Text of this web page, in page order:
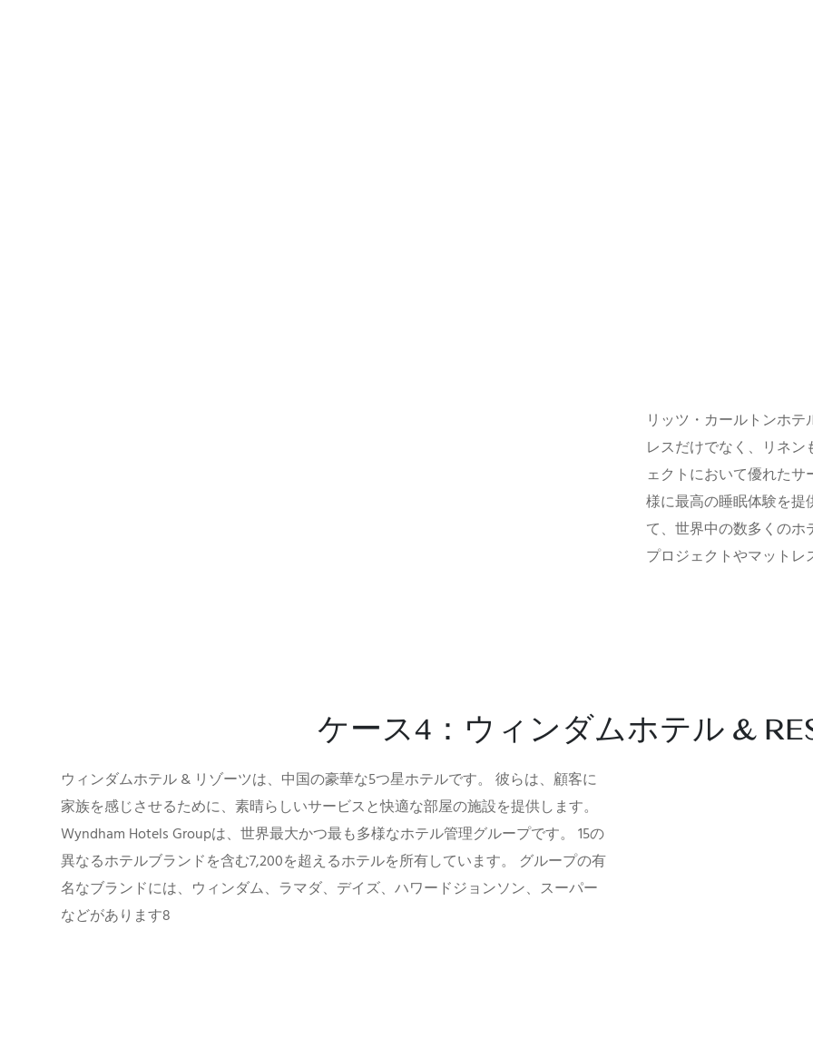
リッツ・カールトンホ
レスだけでなく、リネン
ェクトにおいて優れた
様に最高の睡眠体験を提
て、世界中の数多くの
プロジェクトやマット
ケース4：ウィンダムホテル &
ウィンダムホテル & リゾーツは、中国の豪華な5つ星ホテルです。 彼らは、顧客に
家族を感じさせるために、素晴らしいサービスと快適な部屋の施設を提供します。
Wyndham Hotels Groupは、世界最大かつ最も多様なホテル管理グループです。 15の
異なるホテルブランドを含む7,200を超えるホテルを所有しています。 グループの有
名なブランドには、ウィンダム、ラマダ、デイズ、ハワードジョンソン、スーパー
などがあります8